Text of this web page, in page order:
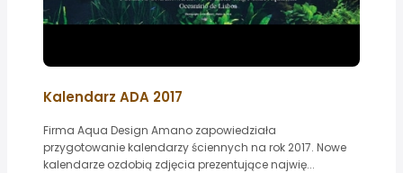
Kalendarz ADA 2017
Firma Aqua Design Amano zapowiedziała
przygotowanie kalendarzy ściennych na rok 2017. Nowe
kalendarze ozdobią zdjęcia prezentujące najwię...